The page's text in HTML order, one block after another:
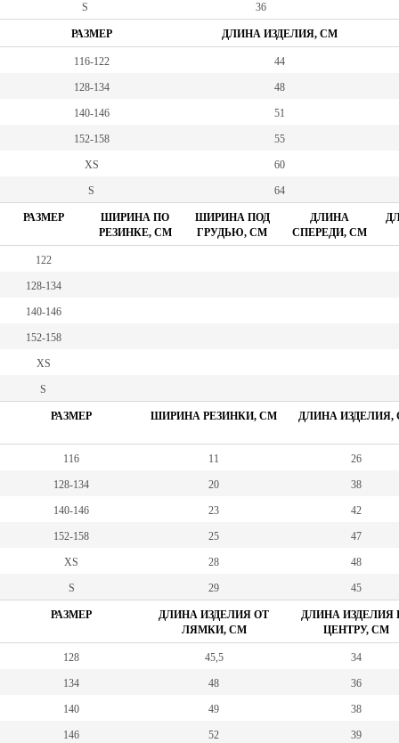
S 36
РАЗМЕР ДЛИНА ИЗДЕЛИЯ, СМ
116-122 44
128-134 48
140-146 51
152-158 55
XS 60
S 64
РАЗМЕР
ШИРИНА ПО
РЕЗИНКЕ, СМ
ШИРИНА ПОД
ГРУДЬЮ, СМ
ДЛИНА
СПЕРЕДИ, СМ
122
128-134
140-146
152-158
XS
S
РАЗМЕР ШИРИНА РЕЗИНКИ, СМ ДЛИНА ИЗДЕЛИЯ,
116 11 26
128-134 20 38
140-146 23 42
152-158 25 47
XS 28 48
S 29 45
РАЗМЕР
ДЛИНА ИЗДЕЛИЯ ОТ
ЛЯМКИ, СМ
ДЛИНА ИЗДЕЛИЯ
ЦЕНТРУ, СМ
128 45,5 34
134 48 36
140 49 38
146 52 39